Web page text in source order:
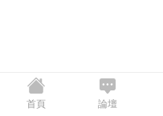
首頁 論壇